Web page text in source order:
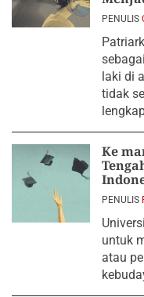
PENULIS
laki di
tidak
Ke
PENULIS
untuk
atau